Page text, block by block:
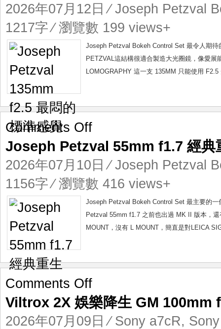
f2.5
最
悶
的
感
2026年07月12日 ⁄Joseph Petzval
1217字 ⁄ 瀏覽數 199 views+
Joseph Petzval Bokeh Control Set 最令人期
PETZVAL這結構很適合製造大光圈鏡，像愛
LOMOGRAPHY 這一支 135MM 只能使用
Comments Offon
Petzval
f1.7
經
典
重
Joseph Petzval 55mm f1.7 經典
2026年07月10日 ⁄Joseph Petzval
1156字 ⁄ 瀏覽數 416 views+
Joseph Petzval Bokeh Control Set 最主要的
Petzval 55mm f1.7 之前也出過 MK II 版本，
MOUNT，沒有 L MOUNT，簡直是對LEICA
Comments Offon
2X
娛
樂
Viltrox 2X 娛樂降生 GM 100mm
2026年07月09日 ⁄ Sony a7cR,